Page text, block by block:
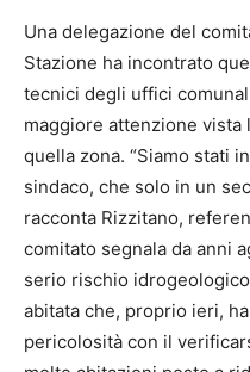
Una delegazione del
Stazione ha incontrato
tecnici degli uffici
maggiore attenzione
quella zona. “Siamo stati
sindaco, che solo in un
racconta Rizzitano,
comitato segnala da anni
serio rischio
abitata che, proprio ieri,
pericolosità con il